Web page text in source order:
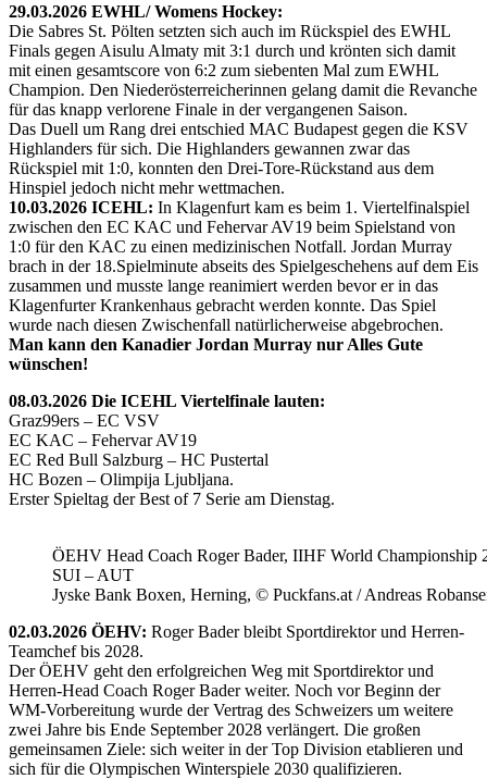
29.03.2026 EWHL/ Womens Hockey:
Die Sabres St. Pölten setzten sich auch im Rückspiel des EWHL
Finals gegen Aisulu Almaty mit 3:1 durch und krönten sich damit
mit einen gesamtscore von 6:2 zum siebenten Mal zum EWHL
Champion. Den Niederösterreicherinnen gelang damit die Revanche
für das knapp verlorene Finale in der vergangenen Saison.
Das Duell um Rang drei entschied MAC Budapest gegen die KSV
Highlanders für sich. Die Highlanders gewannen zwar das
Rückspiel mit 1:0, konnten den Drei-Tore-Rückstand aus dem
Hinspiel jedoch nicht mehr wettmachen.
10.03.2026 ICEHL: In Klagenfurt kam es beim 1. Viertelfinalspiel
zwischen den EC KAC und Fehervar AV19 beim Spielstand von
1:0 für den KAC zu einen medizinischen Notfall. Jordan Murray
brach in der 18.Spielminute abseits des Spielgeschehens auf dem Eis
zusammen und musste lange reanimiert werden bevor er in das
Klagenfurter Krankenhaus gebracht werden konnte. Das Spiel
wurde nach diesen Zwischenfall natürlicherweise abgebrochen.
Man kann den Kanadier Jordan Murray nur Alles Gute
wünschen!
08.03.2026 Die ICEHL Viertelfinale lauten:
Graz99ers – EC VSV
EC KAC – Fehervar AV19
EC Red Bull Salzburg – HC Pustertal
HC Bozen – Olimpija Ljubljana.
Erster Spieltag der Best of 7 Serie am Dienstag.
ÖEHV Head Coach Roger Bader, IIHF World Championship
SUI – AUT
Jyske Bank Boxen, Herning, © Puckfans.at / Andreas
02.03.2026 ÖEHV: Roger Bader bleibt Sportdirektor und Herren-
Teamchef bis 2028.
Der ÖEHV geht den erfolgreichen Weg mit Sportdirektor und
Herren-Head Coach Roger Bader weiter. Noch vor Beginn der
WM-Vorbereitung wurde der Vertrag des Schweizers um weitere
zwei Jahre bis Ende September 2028 verlängert. Die großen
gemeinsamen Ziele: sich weiter in der Top Division etablieren und
sich für die Olympischen Winterspiele 2030 qualifizieren.